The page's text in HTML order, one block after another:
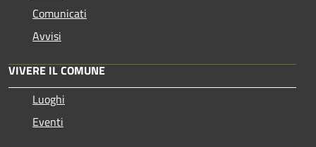
Comunicati
Avvisi
VIVERE IL COMUNE
Luoghi
Eventi